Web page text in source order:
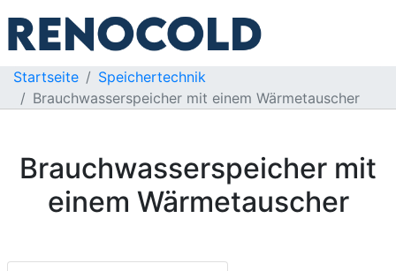
Startseite
Speichertechnik
Brauchwasserspeicher mit einem Wärmetauscher
Brauchwasserspeicher mit
einem Wärmetauscher